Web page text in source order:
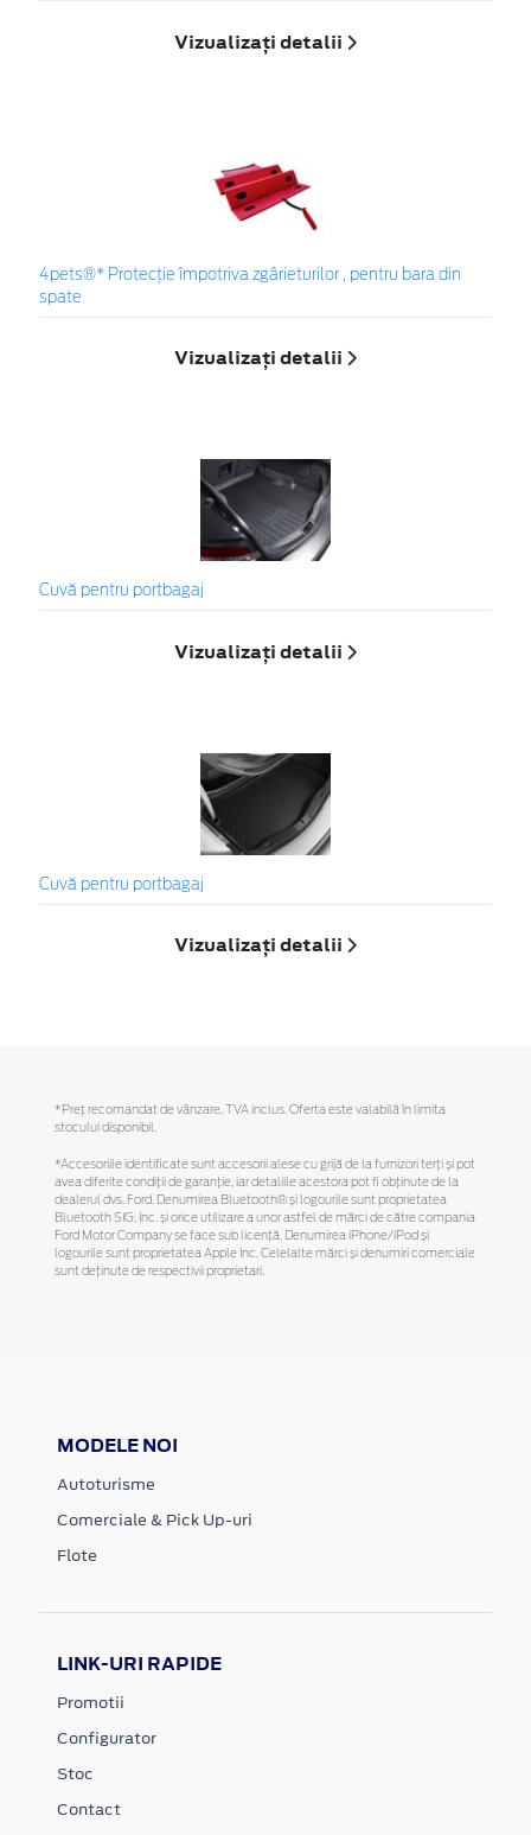
Vizualizați detalii
4pets®* Protecție împotriva zgârieturilor , pentru bara din
spate
Vizualizați detalii
Cuvă pentru portbagaj
Vizualizați detalii
Cuvă pentru portbagaj
Vizualizați detalii
*Preţ recomandat de vânzare, TVA inclus. Oferta este valabilă în limita
stocului disponibil.
*Accesoriile identificate sunt accesorii alese cu grijă de la furnizori terți și pot
avea diferite condiții de garanție, iar detaliile acestora pot fi obținute de la
dealerul dvs. Ford. Denumirea Bluetooth® și logourile sunt proprietatea
Bluetooth SIG, Inc. și orice utilizare a unor astfel de mărci de către compania
Ford Motor Company se face sub licență. Denumirea iPhone/iPod și
logourile sunt proprietatea Apple Inc. Celelalte mărci și denumiri comerciale
sunt deținute de respectivii proprietari.
MODELE NOI
Autoturisme
Comerciale & Pick Up-uri
Flote
LINK-URI RAPIDE
Promotii
Configurator
Stoc
Contact